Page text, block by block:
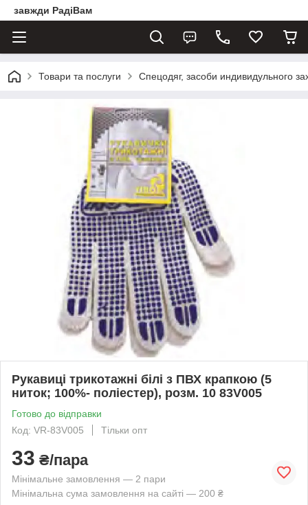
завжди РадіВам
Товари та послуги Спецодяг, засоби индивидульного
Рукавиці трикотажні білі з ПВХ крапкою (5
ниток; 100%- поліестер), розм. 10 83V005
Готово до відправки
Код: VR-83V005
Тільки опт
33 ₴/пара
Мінімальне замовлення — 2 пари
Мінімальна сума замовлення на сайті — 200 ₴